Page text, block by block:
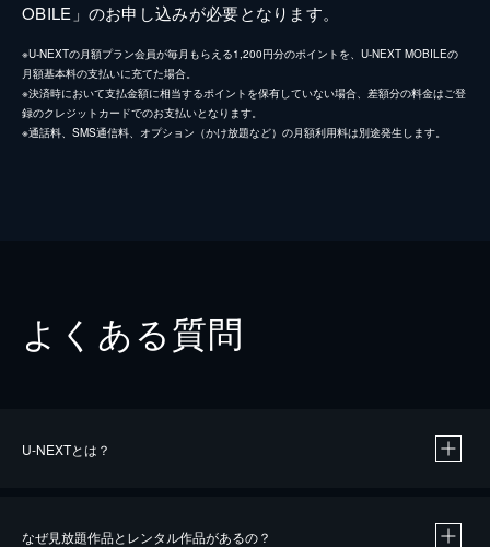
OBILE」のお申し込みが必要となります。
※U-NEXTの月額プラン会員が毎月もらえる1,200円分のポイントを、U-NEXT MOBILEの
月額基本料の支払いに充てた場合。
※決済時において支払金額に相当するポイントを保有していない場合、差額分の料金はご登
録のクレジットカードでのお支払いとなります。
※通話料、SMS通信料、オプション（かけ放題など）の月額利用料は別途発生します。
よくある質問
U-NEXTとは？
なぜ見放題作品とレンタル作品があるの？